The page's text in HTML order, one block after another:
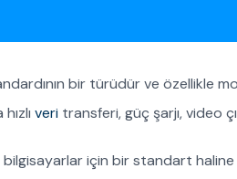
bir türüdür ve özellikle
veri transferi, güç şarjı, video
için bir standart